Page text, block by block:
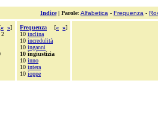
Indice| Parole: Alfabetica - Frequenza -
« »]
2
Frequenza [« »]
10 inclina
10 incredulità
10 inganni
10 ingiustizia
10 inno
10 intera
10 ioppe